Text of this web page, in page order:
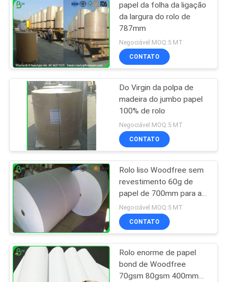
papel da folha da ligação
da largura do rolo de
787mm
Negociável MOQ:5 MT
CONTATO
Do Virgin da polpa de
madeira do jumbo papel
100% de rolo
Negociável MOQ:5 MT
CONTATO
Rolo liso Woodfree sem
revestimento 60g de
papel de 700mm para a
impressão do livro de
escola
Negociável MOQ:5 MT
CONTATO
Rolo enorme de papel
bond de Woodfree
70gsm 80gsm 400mm